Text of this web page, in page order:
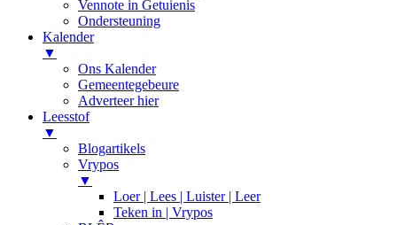
Vennote in Getuienis
Ondersteuning
Kalender
▼
Ons Kalender
Gemeentegebeure
Adverteer hier
Leesstof
▼
Blogartikels
Vrypos
▼
Loer | Lees | Luister | Leer
Teken in | Vrypos